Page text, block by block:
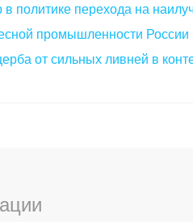
политике перехода на
промышленности
от сильных ливней в